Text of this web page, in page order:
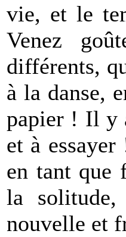
vie, et le
Venez
différents,
à la danse,
papier ! Il y
et à
en tant que
la
nouvelle et